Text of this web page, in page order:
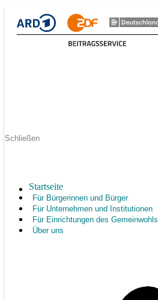
Schließen
Startseite
Für Bürgerinnen und Bürger
Für Unternehmen und Institutionen
Für Einrichtungen des Gemeinwohls
Über uns